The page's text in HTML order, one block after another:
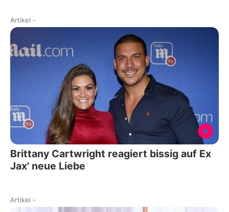
Artikel -
Brittany Cartwright reagiert bissig auf Ex
Jax' neue Liebe
Artikel -